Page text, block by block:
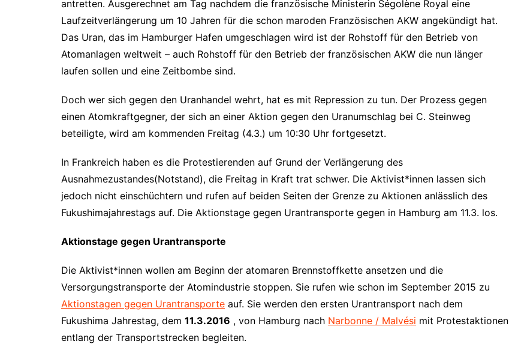
antretten. Ausgerechnet am Tag nachdem die französische Ministerin Ségolène Royal eine
Laufzeitverlängerung um 10 Jahren für die schon maroden Französischen AKW angekündigt hat.
Das Uran, das im Hamburger Hafen umgeschlagen wird ist der Rohstoff für den Betrieb von
Atomanlagen weltweit – auch Rohstoff für den Betrieb der französischen AKW die nun länger
laufen sollen und eine Zeitbombe sind.
Doch wer sich gegen den Uranhandel wehrt, hat es mit Repression zu tun. Der Prozess gegen
einen Atomkraftgegner, der sich an einer Aktion gegen den Uranumschlag bei C. Steinweg
beteiligte, wird am kommenden Freitag (4.3.) um 10:30 Uhr fortgesetzt.
In Frankreich haben es die Protestierenden auf Grund der Verlängerung des
Ausnahmezustandes(Notstand), die Freitag in Kraft trat schwer. Die Aktivist*innen lassen sich
jedoch nicht einschüchtern und rufen auf beiden Seiten der Grenze zu Aktionen anlässlich des
Fukushimajahrestags auf. Die Aktionstage gegen Urantransporte gegen in Hamburg am 11.3. los.
Aktionstage gegen Urantransporte
Die Aktivist*innen wollen am Beginn der atomaren Brennstoffkette ansetzen und die
Versorgungstransporte der Atomindustrie stoppen. Sie rufen wie schon im September 2015 zu
Aktionstagen gegen Urantransporte auf. Sie werden den ersten Urantransport nach dem
Fukushima Jahrestag, dem 11.3.2016 , von Hamburg nach Narbonne / Malvési mit Protestaktionen
entlang der Transportstrecken begleiten.